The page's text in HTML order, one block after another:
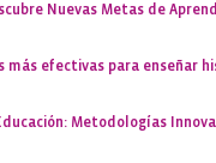
Nuevas Metas de
más efectivas para enseñar
Metodologías